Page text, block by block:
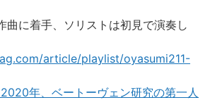
曲に着手、ソリストは初見で演奏し
article/playlist/oyasumi211-
年、ベートーヴェン研究の第一人